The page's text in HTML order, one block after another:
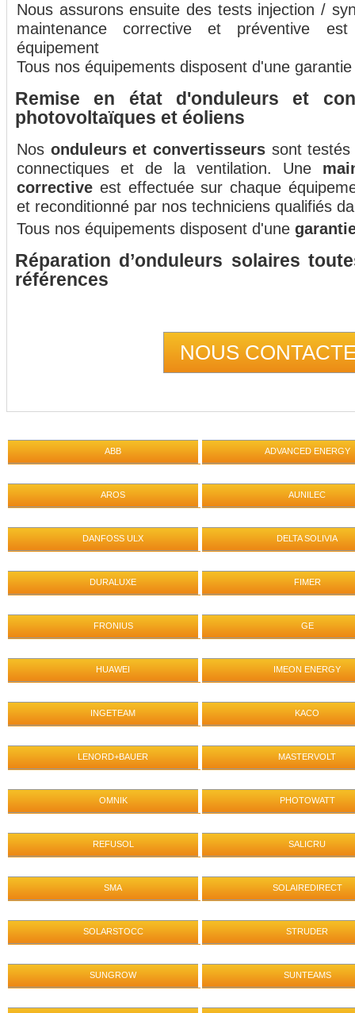
Nous assurons ensuite des tests injection /
maintenance corrective et préventive
équipement
Tous nos équipements disposent d'une
Remise en état d'onduleurs et
photovoltaïques et éoliens
Nos onduleurs et convertisseurs sont
connectiques et de la ventilation. Une
corrective est effectuée sur chaque
et reconditionné par nos techniciens qualifiés
Tous nos équipements disposent d'une
Réparation d’onduleurs solaires
références
NOUS
ABB ADVANCED ENERGY
AROS AUNILEC
DANFOSS ULX DELTA SOLIVIA
DURALUXE FIMER
FRONIUS GE
HUAWEI IMEON ENERGY
INGETEAM KACO
LENORD+BAUER MASTERVOLT
OMNIK PHOTOWATT
REFUSOL SALICRU
SMA SOLAIREDIRECT
SOLARSTOCC STRUDER
SUNGROW SUNTEAMS